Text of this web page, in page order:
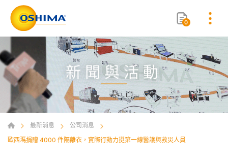
0
新聞與活動
最新消息
公司消息
歐西瑪捐贈 4000 件隔離衣，實際行動力挺第一線醫護與救災人員